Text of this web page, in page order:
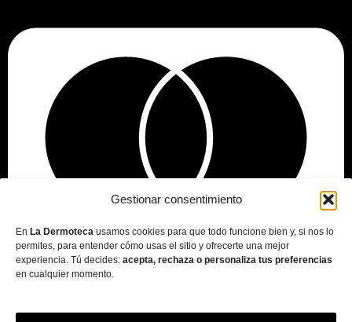
Gestionar consentimiento
En La Dermoteca usamos cookies para que todo funcione bien y, si nos lo
permites, para entender cómo usas el sitio y ofrecerte una mejor
experiencia. Tú decides: acepta, rechaza o personaliza tus preferencias
en cualquier momento.